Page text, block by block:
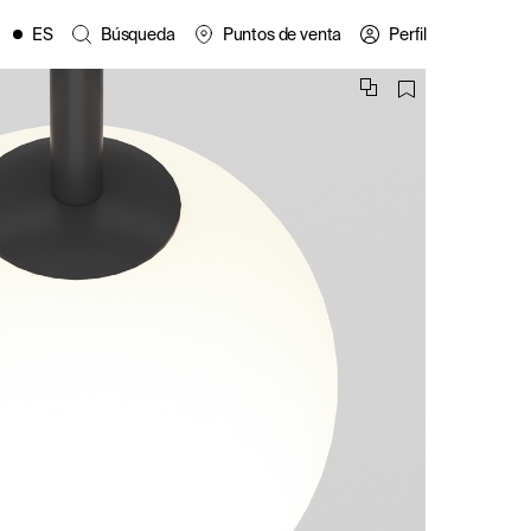
PL
ES Búsqueda Puntos de venta Perfil